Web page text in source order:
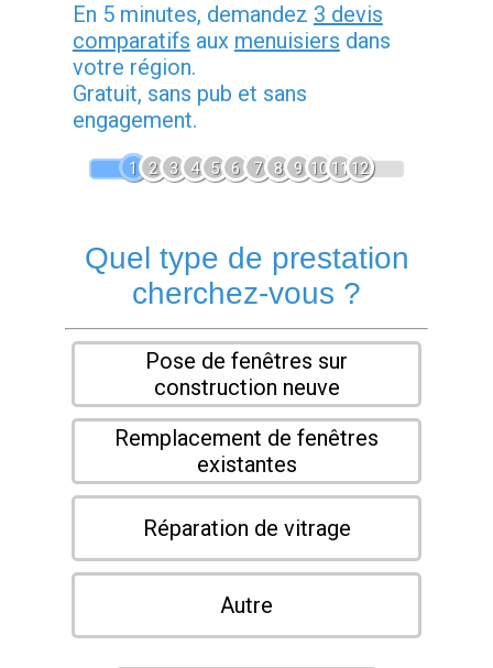
En 5 minutes, demandez 3 devis
comparatifs aux menuisiers dans
votre région.
Gratuit, sans pub et sans
engagement.
1 2 3 4 5 6 7 8 9 1011 12
Quel type de prestation
cherchez-vous ?
Pose de fenêtres sur
construction neuve
Remplacement de fenêtres
existantes
Réparation de vitrage
Autre